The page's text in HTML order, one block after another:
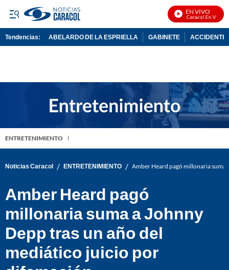
EN VIVO
Noticias Caracol En Vivo
Tendencias: ABELARDO DE LA ESPRIELLA GABINETE ACCIDENTE
ENTRETENIMIENTO
Noticias Caracol / ENTRETENIMIENTO / Amber Heard pagó millonaria
Amber Heard pagó
millonaria suma a Johnny
Depp tras un año del
mediático juicio por